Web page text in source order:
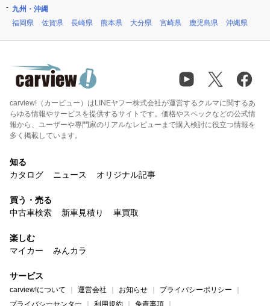
九州・沖縄
福岡県
佐賀県 長崎県 熊本県 大分県 宮崎県 鹿児島県 沖縄県
carview!（カービュー）はLINEヤフー株式会社が運営するクルマに関するあ
らゆる情報やサービスを提供するサイトです。価格やスペックなどの公式情
報から、ユーザーや専門家のリアルなレビューまで購入検討に役立つ情報を
多く掲載しています。
知る
カタログ
ニュース オリジナル記事
買う・売る
中古車検索
新車見積り 車買取
楽しむ
マイカー
みんカラ
サービス
carview!について 運営会社 お知らせ
プライバシーポリシー